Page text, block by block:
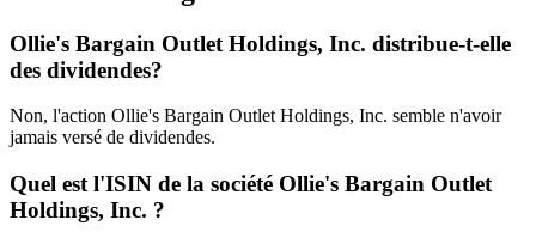
Ollie's Bargain Outlet Holdings, Inc. distribue-t-elle
des dividendes?
Non, l'action Ollie's Bargain Outlet Holdings, Inc. semble n'avoir
jamais versé de dividendes.
Quel est l'ISIN de la société Ollie's Bargain Outlet
Holdings, Inc. ?